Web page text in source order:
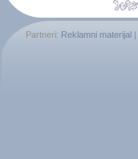
Partneri: Reklamni materijal |